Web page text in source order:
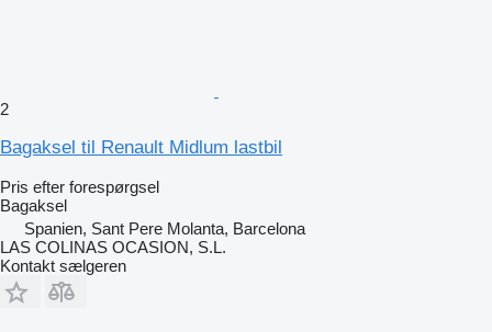
2
Bagaksel til Renault Midlum lastbil
Pris efter forespørgsel
Bagaksel
Spanien, Sant Pere Molanta, Barcelona
LAS COLINAS OCASION, S.L.
Kontakt sælgeren